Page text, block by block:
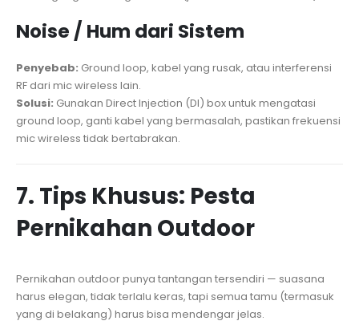
Noise / Hum dari Sistem
Penyebab: Ground loop, kabel yang rusak, atau interferensi
RF dari mic wireless lain.
Solusi: Gunakan Direct Injection (DI) box untuk mengatasi
ground loop, ganti kabel yang bermasalah, pastikan frekuensi
mic wireless tidak bertabrakan.
7. Tips Khusus: Pesta
Pernikahan Outdoor
Pernikahan outdoor punya tantangan tersendiri — suasana
harus elegan, tidak terlalu keras, tapi semua tamu (termasuk
yang di belakang) harus bisa mendengar jelas.